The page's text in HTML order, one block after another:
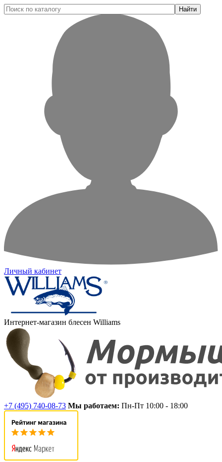
Найти
Личный кабинет
Интернет-магазин блесен Williams
+7 (495) 740-08-73 Мы работаем: Пн-Пт 10:00 - 18:00